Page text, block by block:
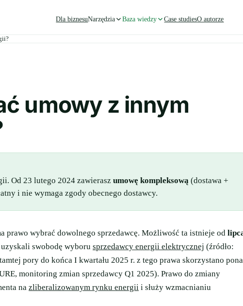
Dla biznesuNarzędzia Baza wiedzy Case studiesO autorze
umowy z innym
Od 23 lutego 2024 zawierasz umowę kompleksową (dostawa +
i nie wymaga zgody obecnego dostawcy.
prawo wybrać dowolnego sprzedawcę. Możliwość ta istnieje od
uzyskali swobodę wyboru sprzedawcy energii elektrycznej (źródło:
pory do końca I kwartału 2025 r. z tego prawa skorzystano
monitoring zmian sprzedawcy Q1 2025). Prawo do zmiany
na zliberalizowanym rynku energii i służy wzmacnianiu